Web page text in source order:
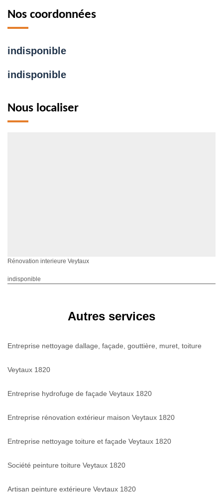
Nos coordonnées
indisponible
indisponible
Nous localiser
Rénovation interieure Veytaux
indisponible
Autres services
Entreprise nettoyage dallage, façade, gouttière, muret, toiture
Veytaux 1820
Entreprise hydrofuge de façade Veytaux 1820
Entreprise rénovation extérieur maison Veytaux 1820
Entreprise nettoyage toiture et façade Veytaux 1820
Société peinture toiture Veytaux 1820
Artisan peinture extérieure Veytaux 1820